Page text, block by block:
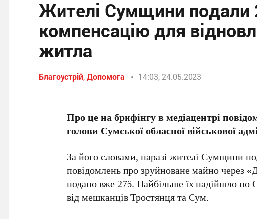
Жителі Сумщини подали
компенсацію для
житла
Благоустрій,Допомога 14:03, 24.05.2023
Про це на брифінгу в медіацентрі
голови Сумської обласної військової
За його словами, наразі жителі Сумщини
повідомлень про зруйноване майно через
подано вже 276. Найбільше їх надійшло по
від мешканців Тростянця та Сум.